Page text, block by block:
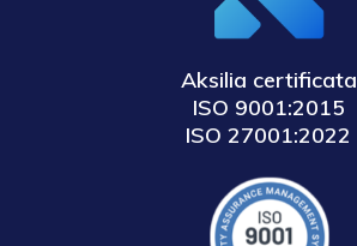
Aksilia certificata
ISO 9001:2015
ISO 27001:2022